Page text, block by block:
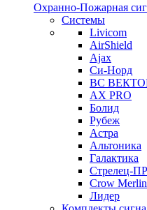
Охранно-Пожарная
Системы
Livicom
AirShield
Ajax
Си-Норд
ВС
AX PRO
Болид
Рубеж
Астра
Альтоника
Галактика
Стрелец-
Crow Merlin
Лидер